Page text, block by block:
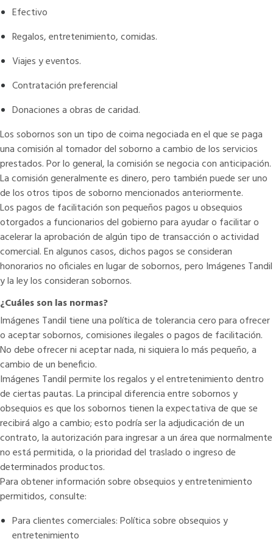
Efectivo
Regalos, entretenimiento, comidas.
Viajes y eventos.
Contratación preferencial
Donaciones a obras de caridad.
Los sobornos son un tipo de coima negociada en el que se paga
una comisión al tomador del soborno a cambio de los servicios
prestados. Por lo general, la comisión se negocia con anticipación.
La comisión generalmente es dinero, pero también puede ser uno
de los otros tipos de soborno mencionados anteriormente.
Los pagos de facilitación son pequeños pagos u obsequios
otorgados a funcionarios del gobierno para ayudar o facilitar o
acelerar la aprobación de algún tipo de transacción o actividad
comercial. En algunos casos, dichos pagos se consideran
honorarios no oficiales en lugar de sobornos, pero Imágenes Tandil
y la ley los consideran sobornos.
¿Cuáles son las normas?
Imágenes Tandil tiene una política de tolerancia cero para ofrecer
o aceptar sobornos, comisiones ilegales o pagos de facilitación.
No debe ofrecer ni aceptar nada, ni siquiera lo más pequeño, a
cambio de un beneficio.
Imágenes Tandil permite los regalos y el entretenimiento dentro
de ciertas pautas. La principal diferencia entre sobornos y
obsequios es que los sobornos tienen la expectativa de que se
recibirá algo a cambio; esto podría ser la adjudicación de un
contrato, la autorización para ingresar a un área que normalmente
no está permitida, o la prioridad del traslado o ingreso de
determinados productos.
Para obtener información sobre obsequios y entretenimiento
permitidos, consulte:
Para clientes comerciales: Política sobre obsequios y
entretenimiento